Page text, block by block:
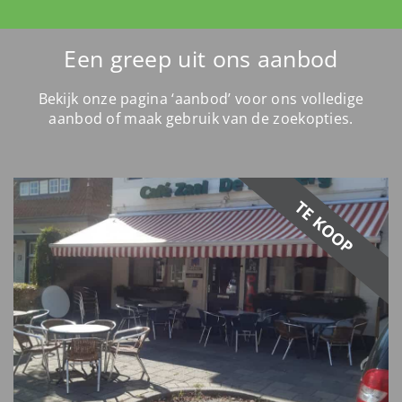
Een greep uit ons aanbod
Bekijk onze pagina ‘aanbod’ voor ons volledige
aanbod of maak gebruik van de zoekopties.
TE KOOP